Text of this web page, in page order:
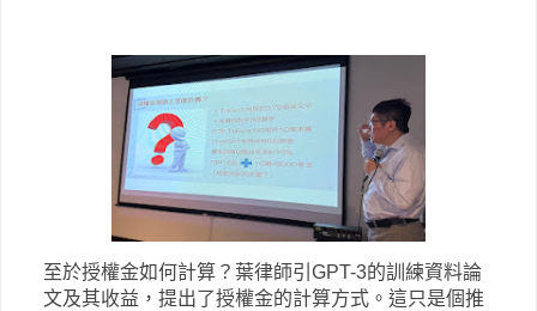
至於授權金如何計算？葉律師引GPT-3的訓練資料論
文及其收益，提出了授權金的計算方式。這只是個推